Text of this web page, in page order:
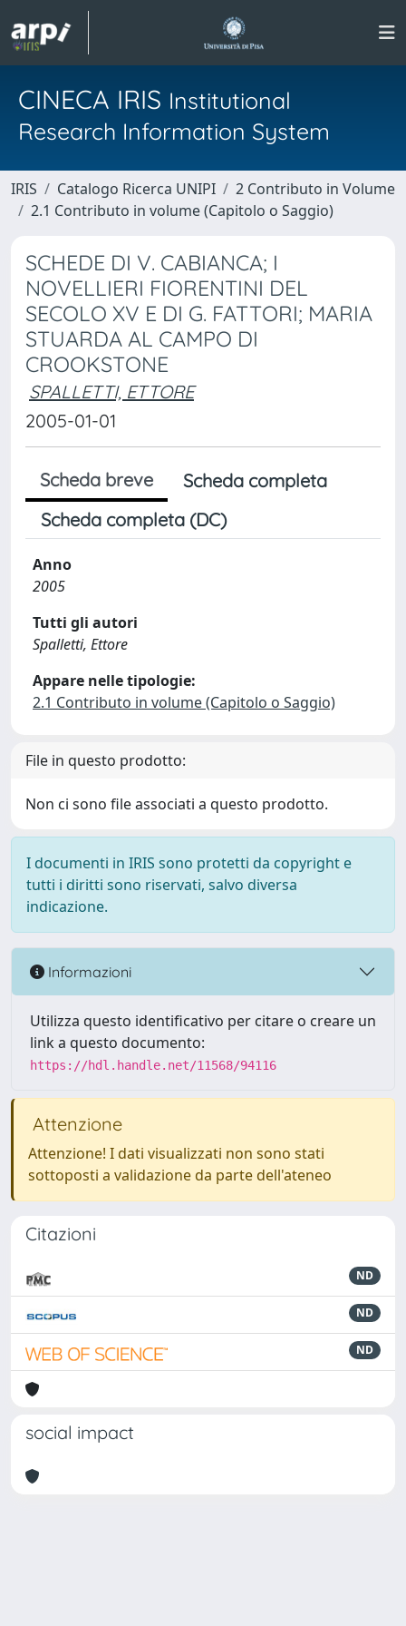
CINECA IRIS Institutional
Research Information System
IRIS Catalogo Ricerca UNIPI
2 Contributo in Volume
2.1 Contributo in volume (Capitolo o Saggio)
SCHEDE DI V. CABIANCA; I
NOVELLIERI FIORENTINI DEL
SECOLO XV E DI G. FATTORI; MARIA
STUARDA AL CAMPO DI
CROOKSTONE
SPALLETTI, ETTORE
2005-01-01
Scheda breve
Scheda completa
Scheda completa (DC)
Anno
2005
Tutti gli autori
Spalletti, Ettore
Appare nelle tipologie:
2.1 Contributo in volume (Capitolo o Saggio)
File in questo prodotto:
Non ci sono file associati a questo prodotto.
I documenti in IRIS sono protetti da copyright e
tutti i diritti sono riservati, salvo diversa
indicazione.
Informazioni
Utilizza questo identificativo per citare o creare un
link a questo documento:
https://hdl.handle.net/11568/94116
Attenzione
Attenzione! I dati visualizzati non sono stati
sottoposti a validazione da parte dell'ateneo
Citazioni
ND
ND
ND
social impact